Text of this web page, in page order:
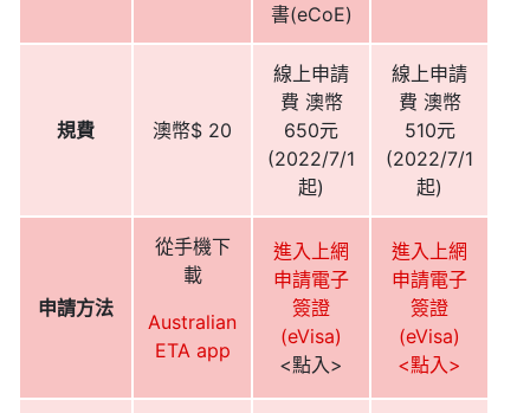
書(eCoE)
規費 澳幣$ 20
線上申請
費 澳幣
650元
(2022/7/1
起)
線上申請
費 澳幣
510元
(2022/7/1
起)
申請方法
從手機下
載
Australian
ETA app
進入上網
申請電子
簽證
(eVisa)
<點入>
進入上網
申請電子
簽證
(eVisa)
<點入>